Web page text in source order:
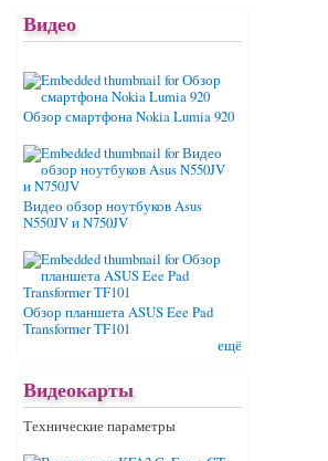
Видео
Обзор смартфона Nokia Lumia 920
Видео обзор ноутбуков Asus
N550JV и N750JV
Обзор планшета ASUS Eee Pad
Transformer TF101
ещё
Видеокарты
Технические параметры